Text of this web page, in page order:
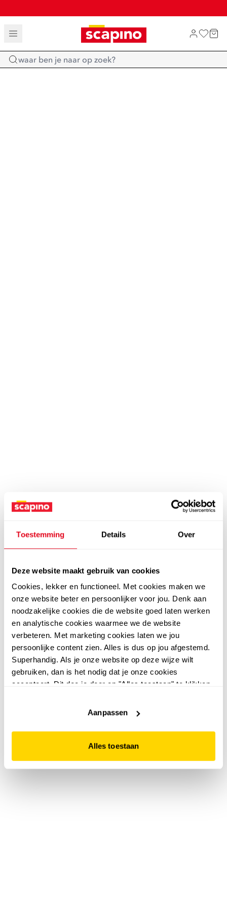
Toestemming Details Over
Deze website maakt gebruik van cookies
Cookies, lekker en functioneel. Met cookies maken we
onze website beter en persoonlijker voor jou. Denk aan
noodzakelijke cookies die de website goed laten werken
en analytische cookies waarmee we de website
verbeteren. Met marketing cookies laten we jou
persoonlijke content zien. Alles is dus op jou afgestemd.
Superhandig. Als je onze website op deze wijze wilt
gebruiken, dan is het nodig dat je onze cookies
accepteert. Dit doe je door op "Alles toestaan" te klikken.
website niet optimaal functioneert.
Aanpassen
Alles toestaan
TOT 70% KORTING OP SALE
SHOP NIEUW
Home